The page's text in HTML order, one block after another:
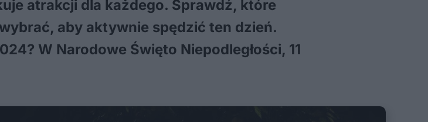
atrakcji dla każdego. Sprawdź, które
aby aktywnie spędzić ten dzień.
W Narodowe Święto Niepodległości, 11